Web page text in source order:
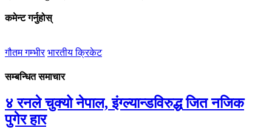
कमेन्ट गर्नुहोस्
गौतम गम्भीर भारतीय क्रिकेट
सम्बन्धित समाचार
४ रनले चुक्यो नेपाल, इंग्ल्यान्डविरुद्ध जित नजिक
पुगेर हार